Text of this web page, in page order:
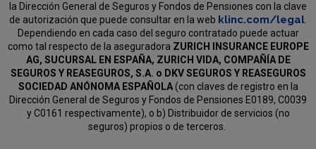
la Dirección General de Seguros y Fondos de Pensiones con la clave
de autorización que puede consultar en la web klinc.com/legal.
Dependiendo en cada caso del seguro contratado puede actuar
como tal respecto de la aseguradora ZURICH INSURANCE EUROPE
AG, SUCURSAL EN ESPAÑA, ZURICH VIDA, COMPAÑÍA DE
SEGUROS Y REASEGUROS, S.A. o DKV SEGUROS Y REASEGUROS
SOCIEDAD ANÓNOMA ESPAÑOLA(con claves de registro en la
Dirección General de Seguros y Fondos de Pensiones E0189, C0039
y C0161 respectivamente), o b) Distribuidor de servicios (no
seguros) propios o de terceros.